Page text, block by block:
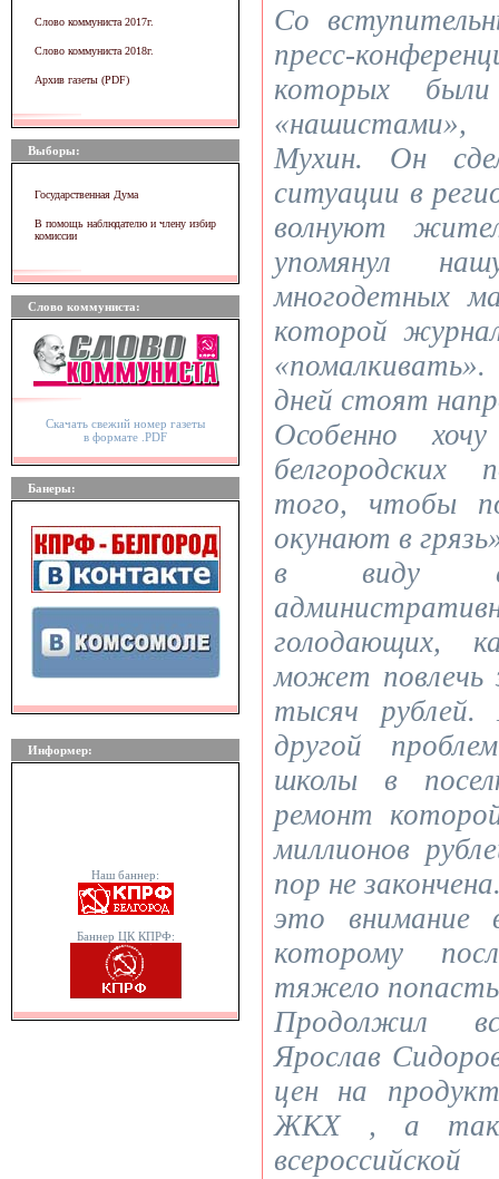
Слово коммуниста 2017г.
Слово коммуниста 2018г.
Архив газеты (PDF)
Выборы:
Государственная Дума
В помощь наблюдателю и члену избир
комиссии
Слово коммуниста:
Скачать свежий номер газеты
в формате .PDF
Банеры:
Информер:
Наш баннер:
Баннер ЦК КПРФ:
Со
пресс-
которых
«нашистами»,
Мухин. Он
ситуации в
волнуют
упомянул
многодетных
которой
дней стоят
Особенно
белгородских
того, чтобы
окунают в
в виду
голодающих,
может
тысяч рублей.
другой
школы в
ремонт
миллионов
пор не
это внимание
которому
тяжело
Продолжил
Ярослав
цен на
ЖКХ , а